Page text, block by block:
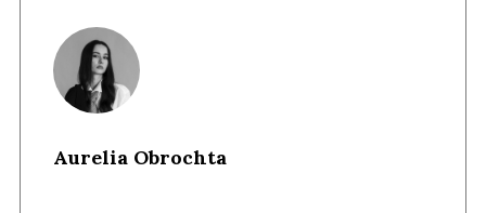
Aurelia Obrochta